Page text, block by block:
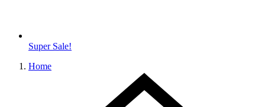
Super Sale!
Home